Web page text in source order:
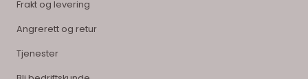
Frakt og levering
Angrerett og retur
Tjenester